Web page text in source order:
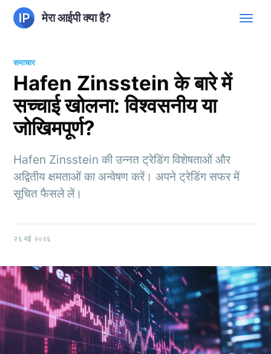
मेरा आईपी क्या है?
समाचार
Hafen Zinsstein के बारे में
सच्चाई खोलना: विश्वसनीय या
जोखिमपूर्ण?
Hafen Zinsstein की उन्नत ट्रेडिंग विशेषताओं और
अद्वितीय क्षमताओं का अन्वेषण करें। अपने ट्रेडिंग सफर में
सूचित फैसले लें।
२६ मई २०२६